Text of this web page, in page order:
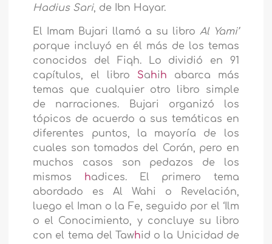
Hadius Sari, de Ibn Hayar.
El Imam Bujari llamó a su libro Al Yami’
porque incluyó en él más de los temas
conocidos del Fiqh. Lo dividió en 91
capítulos, el libro Sahih abarca más
temas que cualquier otro libro simple
de narraciones. Bujari organizó los
tópicos de acuerdo a sus temáticas en
diferentes puntos, la mayoría de los
cuales son tomados del Corán, pero en
muchos casos son pedazos de los
mismos hadices. El primero tema
abordado es Al Wahi o Revelación,
luego el Iman o la Fe, seguido por el ‘Ilm
o el Conocimiento, y concluye su libro
con el tema del Tawhid o la Unicidad de